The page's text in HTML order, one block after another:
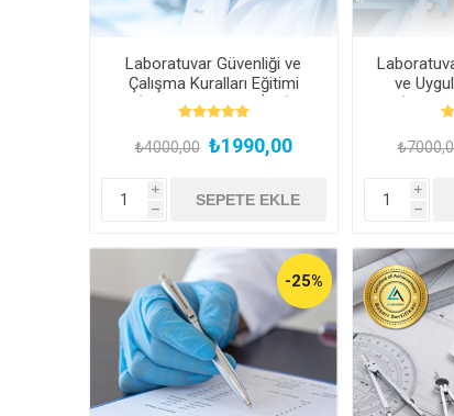
Laboratuvar Güvenliği ve
Çalışma Kuralları Eğitimi
(Kayıttan Hemen İzle)
₺4000,00 ₺1990,00
i
h
ve
i
h
-25%